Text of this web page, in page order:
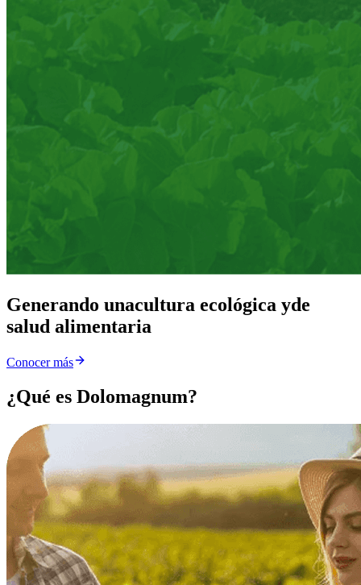
Generando unacultura ecológica yde
salud alimentaria
Conocer más
¿Qué es Dolomagnum?